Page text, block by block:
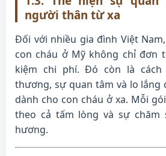
người thân từ xa
Đối với nhiều gia đình Việt
con cháu ở Mỹ không chỉ đơn
kiệm chi phí. Đó còn là
thương, sự quan tâm và lo lắng
dành cho con cháu ở xa. Mỗi
theo cả tấm lòng và sự chăm
hương.